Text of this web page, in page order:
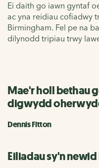
Ei daith go iawn gyntaf
ac yna reidiau cofiadwy
Birmingham. Fel pe na
dilynodd tripiau trwy
Mae'r holl bethau
digwydd
Dennis Fitton
Eiliadau sy'n